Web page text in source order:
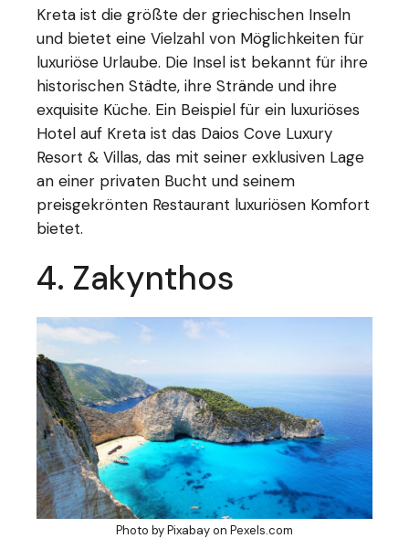
Kreta ist die größte der griechischen Inseln
und bietet eine Vielzahl von Möglichkeiten für
luxuriöse Urlaube. Die Insel ist bekannt für ihre
historischen Städte, ihre Strände und ihre
exquisite Küche. Ein Beispiel für ein luxuriöses
Hotel auf Kreta ist das Daios Cove Luxury
Resort & Villas, das mit seiner exklusiven Lage
an einer privaten Bucht und seinem
preisgekrönten Restaurant luxuriösen Komfort
bietet.
4. Zakynthos
Photo by Pixabay on Pexels.com